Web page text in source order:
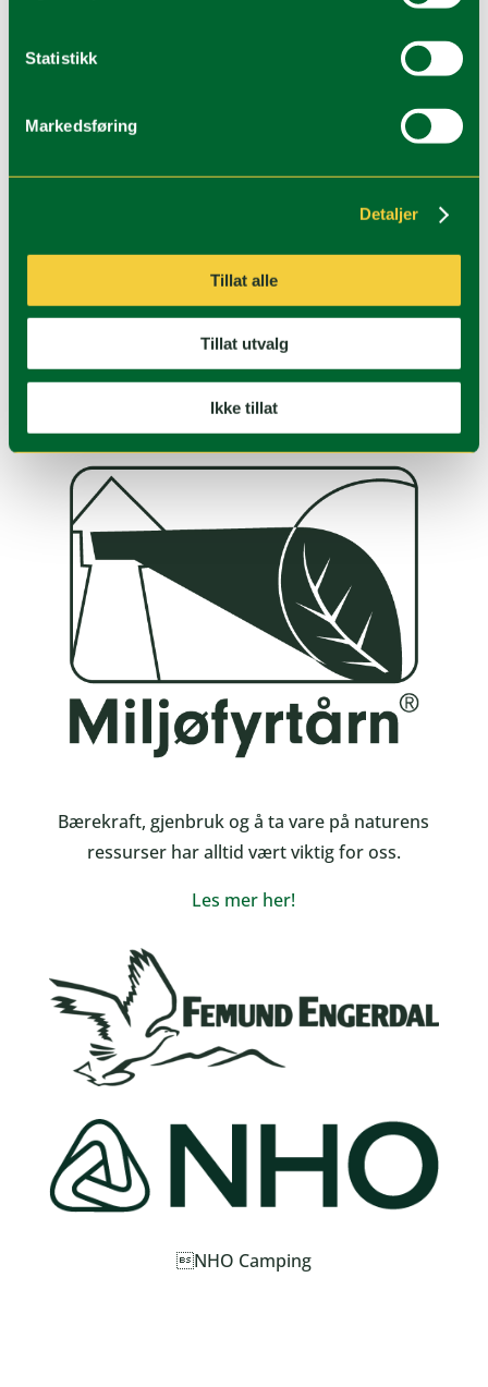
Statistikk
Markedsføring
Detaljer
Tillat alle
Tillat utvalg
Ikke tillat
Adresse:
Langsjøveien 631, N-2448 Sømådalen
Org. nr.:880 807 552
post@johnsgard.no
Bærekraft, gjenbruk og å ta vare på naturens
ressurser har alltid vært viktig for oss.
Les mer her!
NHO Camping